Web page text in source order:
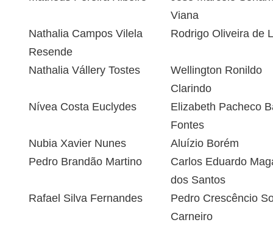
Viana
Nathalia Campos Vilela
Resende
Rodrigo Oliveira de
Nathalia Vállery Tostes
Wellington Ronildo
Clarindo
Nívea Costa Euclydes
Elizabeth Pacheco
Fontes
Nubia Xavier Nunes
Aluízio Borém
Pedro Brandão Martino
Carlos Eduardo
dos Santos
Rafael Silva Fernandes
Pedro Crescêncio
Carneiro